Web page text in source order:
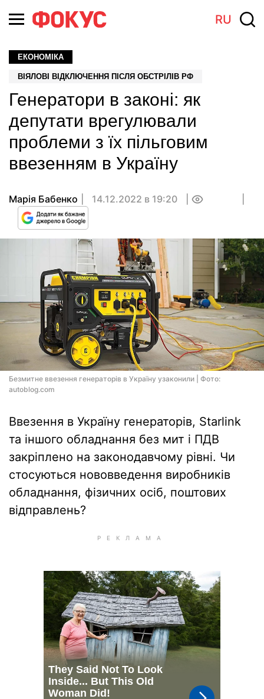
RU
ЕКОНОМІКА
ВІЯЛОВІ ВІДКЛЮЧЕННЯ ПІСЛЯ ОБСТРІЛІВ РФ
Генератори в законі: як
депутати врегулювали
проблеми з їх пільговим
ввезенням в Україну
Марія Бабенко 14.12.2022 в 19:20
Безмитне ввезення генераторів в Україну узаконили | Фото:
autoblog.com
Ввезення в Україну генераторів, Starlink
та іншого обладнання без мит і ПДВ
закріплено на законодавчому рівні. Чи
стосуються нововведення виробників
обладнання, фізичних осіб, поштових
відправлень?